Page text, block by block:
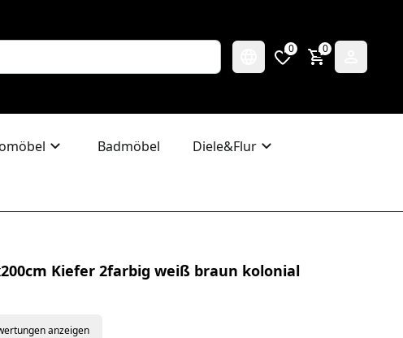
0 0
Badmöbel
Diele&Flur
Kiefer 2farbig weiß braun kolonial
anzeigen